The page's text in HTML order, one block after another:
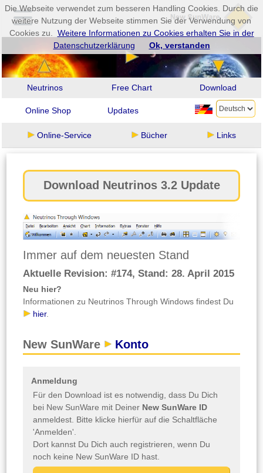
Neutrinos Free Chart Download
Online Shop Updates
Online-Service Bücher Links
Download Neutrinos 3.2 Update
Immer auf dem neuesten Stand
Aktuelle Revision: #174, Stand: 28. April 2015
Neu hier?
Informationen zu Neutrinos Through Windows findest Du
hier.
New SunWare Konto
Anmeldung
Für den Download ist es notwendig, dass Du Dich
bei New SunWare mit Deiner New SunWare ID
anmeldest. Bitte klicke hierfür auf die Schaltfläche
'Anmelden'.
Dort kannst Du Dich auch registrieren, wenn Du
noch keine New SunWare ID hast.
Die Webseite verwendet zum besseren Handling Cookies. Durch die
weitere Nutzung der Webseite stimmen Sie der Verwendung von
Cookies zu.
Weitere Informationen zu Cookies erhalten Sie in der
Datenschutzerklärung
Ok, verstanden